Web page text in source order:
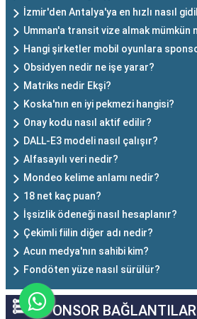
İzmir'den Antalya'ya en hızlı nasıl
Umman'a transit vize almak mümkün
Hangi şirketler mobil oyunlara
Obsidyen nedir ne işe yarar?
Matriks nedir Ekşi?
Koska'nın en iyi pekmezi hangisi?
Onay kodu nasıl aktif edilir?
DALL-E3 modeli nasıl çalışır?
Alfasayılı veri nedir?
Mondeo kelime anlamı nedir?
18 net kaç puan?
İşsizlik ödeneği nasıl hesaplanır?
Çekimli fiilin diğer adı nedir?
Acun medya'nın sahibi kim?
Fondöten yüze nasıl sürülür?
SPONSOR BAĞLANTILAR